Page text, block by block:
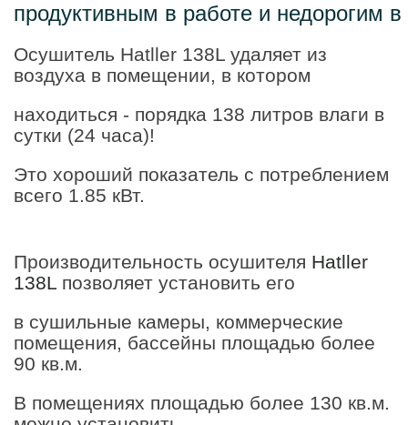
продуктивным в работе и недорогим в
Осушитель Hatller 138L удаляет из
воздуха в помещении, в котором
находиться - порядка 138 литров влаги в
сутки (24 часа)!
Это хороший показатель с потреблением
всего 1.85 кВт.
Производительность осушителя Hatller
138L позволяет установить его
в сушильные камеры, коммерческие
помещения, бассейны площадью более
90 кв.м.
В помещениях площадью более 130 кв.м.